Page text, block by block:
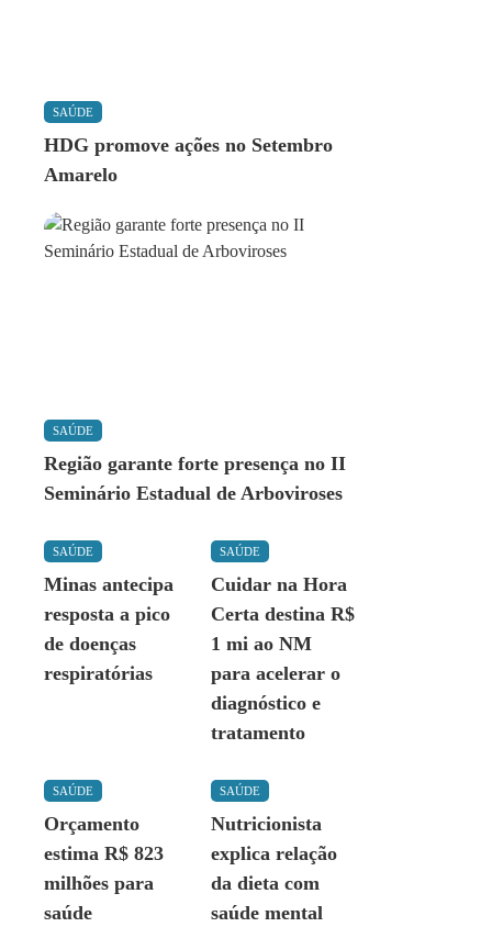
SAÚDE
HDG promove ações no Setembro
Amarelo
SAÚDE
Região garante forte presença no II
Seminário Estadual de Arboviroses
SAÚDE
Minas antecipa
resposta a pico
de doenças
respiratórias
SAÚDE
Cuidar na Hora
Certa destina R$
1 mi ao NM
para acelerar o
diagnóstico e
tratamento
SAÚDE
Orçamento
estima R$ 823
milhões para
saúde
SAÚDE
Nutricionista
explica relação
da dieta com
saúde mental